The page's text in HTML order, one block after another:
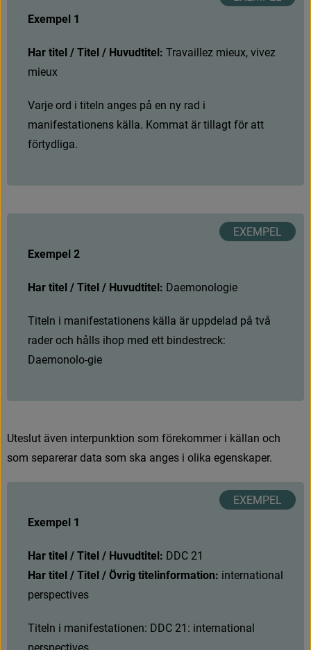
Exempel 1
Har titel / Titel / Huvudtitel: Travaillez mieux, vivez
mieux
Varje ord i titeln anges på en ny rad i
manifestationens källa. Kommat är tillagt för att
förtydliga.
Exempel 2
Har titel / Titel / Huvudtitel: Daemonologie
Titeln i manifestationens källa är uppdelad på två
rader och hålls ihop med ett bindestreck:
Daemonolo-gie
Uteslut även interpunktion som förekommer i källan och
som separerar data som ska anges i olika egenskaper.
Exempel 1
Har titel / Titel / Huvudtitel: DDC 21
Har titel / Titel / Övrig titelinformation: international
perspectives
Titeln i manifestationen: DDC 21 : international